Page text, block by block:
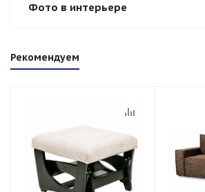
Фото в интерьере
Рекомендуем